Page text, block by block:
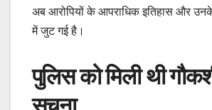
अब आरोपियों के आपराधिक इतिहास और
में जुट गई है।
पुलिस को मिली थी